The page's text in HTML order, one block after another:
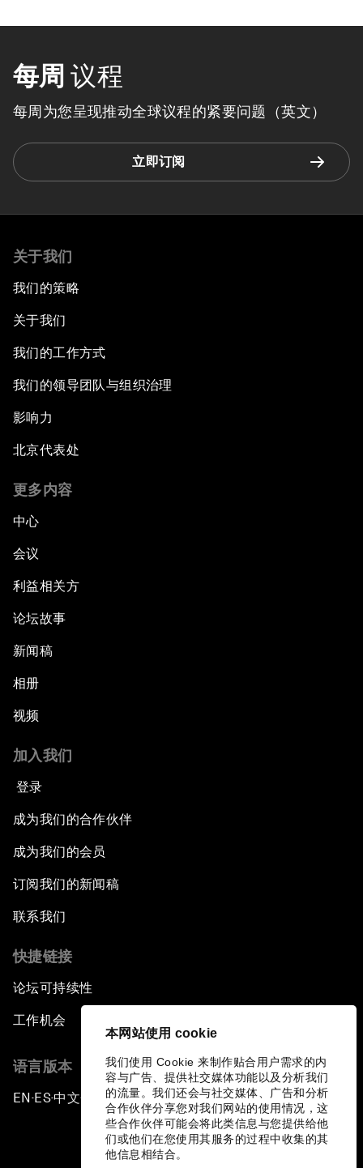
本网站使用 cookie
我们使用 Cookie 来制作贴合用户需求的内
容与广告、提供社交媒体功能以及分析我们
的流量。我们还会与社交媒体、广告和分析
合作伙伴分享您对我们网站的使用情况，这
些合作伙伴可能会将此类信息与您提供给他
们或他们在您使用其服务的过程中收集的其
他信息相结合。
每周 议程
每周为您呈现推动全球议程的紧要问题（英文）
立即订阅
关于我们
我们的策略
关于我们
我们的工作方式
我们的领导团队与组织治理
影响力
北京代表处
更多内容
中心
会议
利益相关方
论坛故事
新闻稿
相册
视频
加入我们
登录
成为我们的合作伙伴
成为我们的会员
订阅我们的新闻稿
联系我们
快捷链接
论坛可持续性
工作机会
语言版本
EN ▪ ES▪中文▪ 日本語